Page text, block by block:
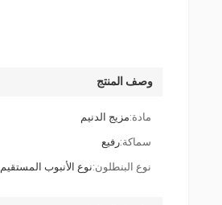
وصف المنتج
مادة:مزيج الدنيم
سماكة:رفيع
نوع البنطلون:نوع الأنبوب المستقيم